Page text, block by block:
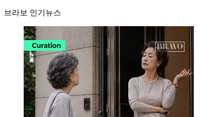
브라보 인기뉴스